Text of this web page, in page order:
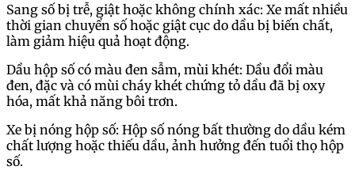
Sang số bị trễ, giật hoặc không chính xác: Xe mất nhiều
thời gian chuyển số hoặc giật cục do dầu bị biến chất,
làm giảm hiệu quả hoạt động.
Dầu hộp số có màu đen sẫm, mùi khét: Dầu đổi màu
đen, đặc và có mùi cháy khét chứng tỏ dầu đã bị oxy
hóa, mất khả năng bôi trơn.
Xe bị nóng hộp số: Hộp số nóng bất thường do dầu kém
chất lượng hoặc thiếu dầu, ảnh hưởng đến tuổi thọ hộp
số.